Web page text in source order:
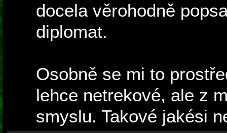
docela věrohodně
diplomat.
Osobně se mi to
lehce netrekové, ale z
smyslu. Takové jakési